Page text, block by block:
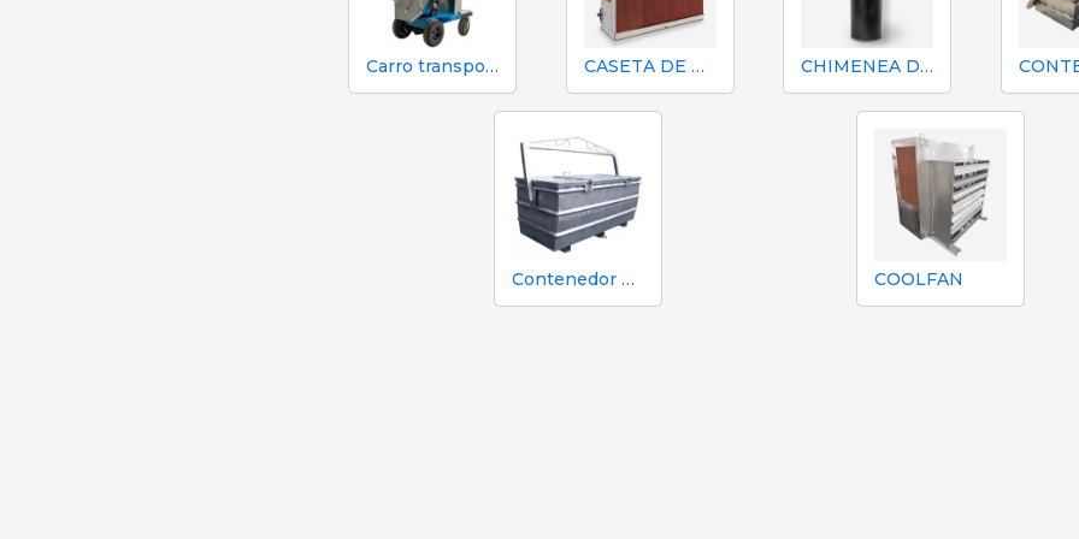
Carro transporte cadáveres eléctrico Porinox Force Max A-300 CASETA DE REFRIGERACIÓN CHIMENEA DE EXTRACCIÓN
Contenedor de cadáveres Porinox 1500 L inoxidable - cabrestante COOLFAN